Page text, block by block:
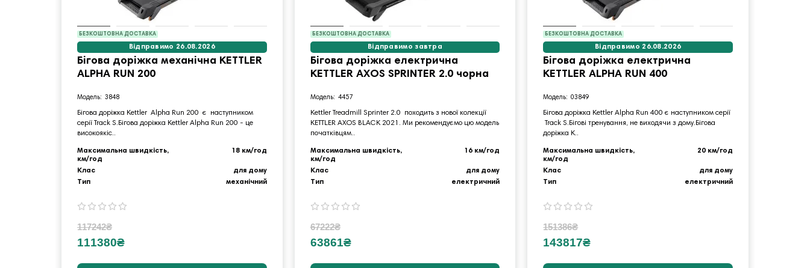
БЕЗКОШТОВНА ДОСТАВКА
Відправимо 26.08.2026
Бігова доріжка механічна KETTLER
ALPHA RUN 200
3848
Бігова доріжка Kettler Alpha Run 200 є наступником
серії Track S.Бігова доріжка Kettler Alpha Run 200 - це
високоякіс..
Максимальна швидкість,
км/год
18 км/год
Клас
для дому
Тип
механічний
117242₴
111380₴
БЕЗКОШТОВНА ДОСТАВКА
Відправимо завтра
Бігова доріжка електрична
KETTLER AXOS SPRINTER 2.0 чорна
4457
Kettler Treadmill Sprinter 2.0 походить з нової колекції
KETTLER AXOS BLACK 2021. Ми рекомендуємо цю модель
початківцям..
Максимальна швидкість,
км/год
16 км/год
Клас
для дому
Тип
електричний
67222₴
63861₴
БЕЗКОШТОВНА ДОСТАВКА
Відправимо 26.08.2026
Бігова доріжка електрична
KETTLER ALPHA RUN 400
03849
Бігова доріжка Kettler Alpha Run 400 є наступником серії
Track S.Бігові тренування, не виходячи з дому.Бігова
доріжка K..
Максимальна швидкість,
км/год
20 км/год
Клас
для дому
Тип
електричний
151386₴
143817₴